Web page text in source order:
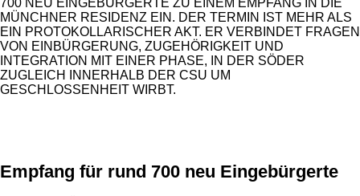
700 NEU EINGEBÜRGERTE ZU EINEM EMPFANG IN DIE
MÜNCHNER RESIDENZ EIN. DER TERMIN IST MEHR ALS
EIN PROTOKOLLARISCHER AKT. ER VERBINDET FRAGEN
VON EINBÜRGERUNG, ZUGEHÖRIGKEIT UND
INTEGRATION MIT EINER PHASE, IN DER SÖDER
ZUGLEICH INNERHALB DER CSU UM
GESCHLOSSENHEIT WIRBT.
Empfang für rund 700 neu Eingebürgerte